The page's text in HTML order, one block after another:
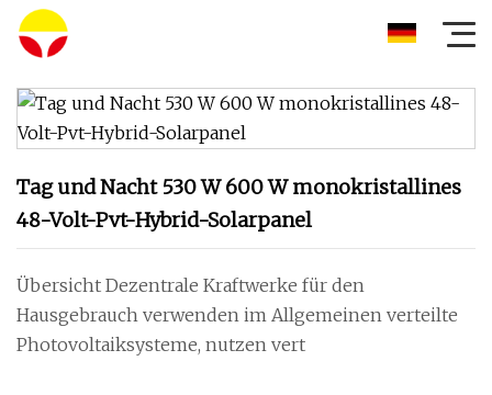
Tag und Nacht 530 W 600 W monokristallines
48-Volt-Pvt-Hybrid-Solarpanel
Übersicht Dezentrale Kraftwerke für den
Hausgebrauch verwenden im Allgemeinen verteilte
Photovoltaiksysteme, nutzen vert